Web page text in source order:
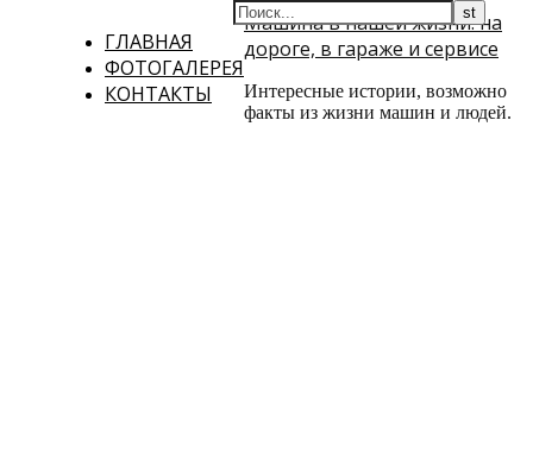
ГЛАВНАЯ
ФОТОГАЛЕРЕЯ
КОНТАКТЫ
Машина в нашей жизни: на
дороге, в гараже и сервисе
Интересные истории, возможно
факты из жизни машин и людей.